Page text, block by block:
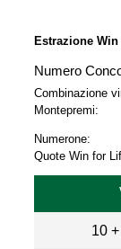
Estrazione
Numero
Combinazione
Montepremi:
Numerone:
Quote Win for
10